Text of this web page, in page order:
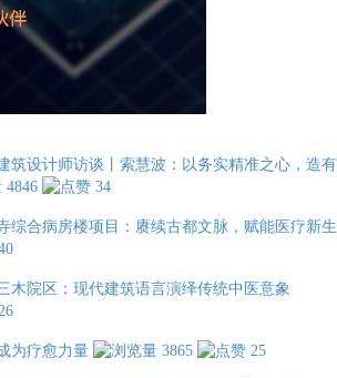
筑设计师访谈丨索慧波：以务实精准之心，造有
4846 34
综合病房楼项目：赓续古都文脉，赋能医疗新生
木院区：现代建筑语言演绎传统中医意象
为疗愈力量 3865 25